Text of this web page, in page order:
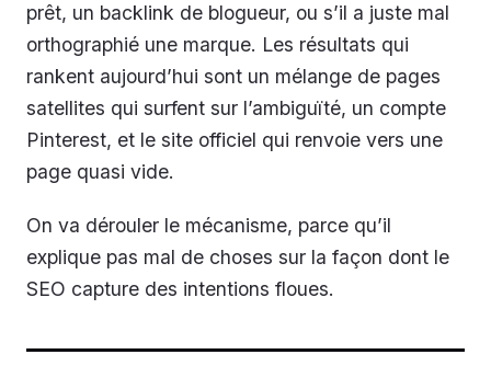
prêt, un backlink de blogueur, ou s’il a juste mal
orthographié une marque. Les résultats qui
rankent aujourd’hui sont un mélange de pages
satellites qui surfent sur l’ambiguïté, un compte
Pinterest, et le site officiel qui renvoie vers une
page quasi vide.
On va dérouler le mécanisme, parce qu’il
explique pas mal de choses sur la façon dont le
SEO capture des intentions floues.